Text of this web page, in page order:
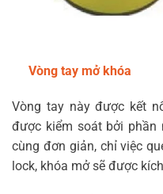
Vòng tay mở khóa
Vòng tay này được kết
được kiểm soát bởi phần
cùng đơn giản, chỉ việc
lock, khóa mở sẽ được